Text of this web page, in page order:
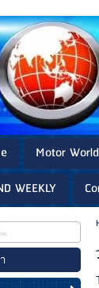
Motor
WEEKLY